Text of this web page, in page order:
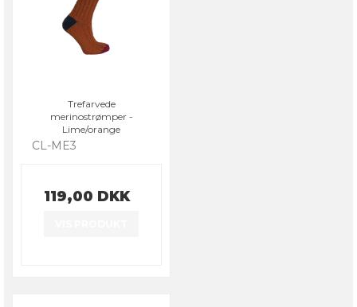
Trefarvede
merinostrømper -
Lime/orange
CL-ME3
119,00 DKK